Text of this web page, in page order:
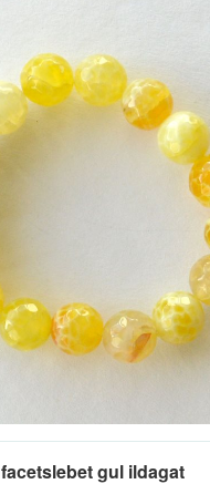
gul ildagat